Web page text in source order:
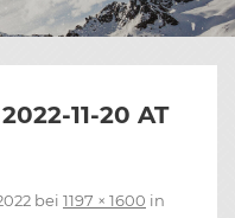
11-20 AT
bei 1197 × 1600 in